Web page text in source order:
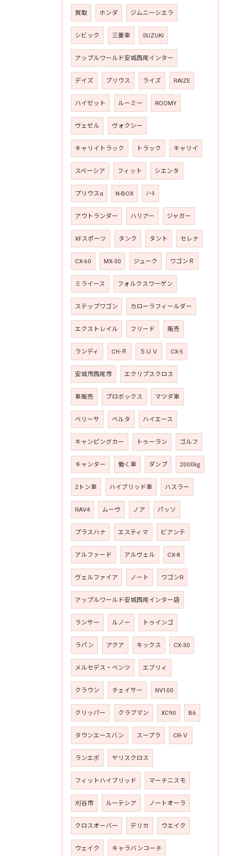
買取 ホンダ ジムニーシエラ
シビック 三菱車 SUZUKI
アップルワールド安城西尾インター
デイズ プリウス ライズ RAIZE
ハイゼット ルーミー ROOMY
ヴェゼル ヴォクシー
キャリイトラック トラック キャリイ
スペーシア フィット シエンタ
プリウスα N-BOX ﾉｰﾄ
アウトランダー ハリアー ジャガー
XFスポーツ タンク タント セレナ
CX-60 MX-30 ジューク ワゴンＲ
ミライース フォルクスワーゲン
ステップワゴン カローラフィールダー
エクストレイル フリード 販売
ランディ CH-Ｒ ＳＵＶ CX-5
安城市西尾市 エクリプスクロス
車販売 プロボックス マツダ車
ベリーサ ベルタ ハイエース
キャンピングカー トゥーラン ゴルフ
キャンター 働く車 ダンプ 2000㎏
2トン車 ハイブリッド車 ハスラー
RAV4 ムーヴ ノア パッソ
プラスハナ エスティマ ビアンテ
アルファード アルヴェル CX-8
ヴェルファイア ノート ワゴンR
アップルワールド安城西尾インター店
ランサー ルノー トゥインゴ
ラパン アクア キックス CX-30
メルセデス・ベンツ エブリィ
クラウン チェイサー NV100
クリッパー クラブマン XC90 B6
タウンエースバン スープラ CR-Ｖ
ランエボ ヤリスクロス
フィットハイブリッド マーチニスモ
刈谷市 ルーテシア ノートオーラ
クロスオーバー デリカ ウエイク
ウェイク キャラバンコーチ